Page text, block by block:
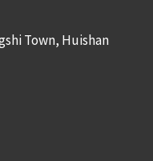
Town, Huishan